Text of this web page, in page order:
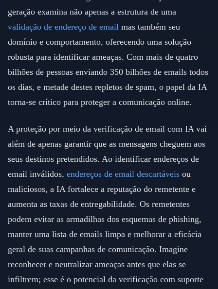
geração examina não apenas a estrutura de uma
validação de endereço de email mas também seu
domínio e comportamento, oferecendo uma solução
robusta para identificar ameaças. Com mais de quatro
bilhões de pessoas enviando 350 bilhões de emails todos
os dias, e metade destes repletos de spam, o papel da IA
torna-se crítico para proteger a comunicação online.
A proteção por meio da verificação de email com IA vai
além de apenas garantir que as mensagens cheguem aos
seus destinos pretendidos. Ao identificar endereços de
email inválidos, endereços de email descartáveis ou
maliciosos, a IA fortalece a reputação do remetente e
aumenta as taxas de entregabilidade. Os remetentes
podem evitar as armadilhas dos esquemas de phishing,
manter uma lista de emails limpa e melhorar a eficácia
geral de suas campanhas de comunicação. Imagine
reconhecer e neutralizar ameaças antes que elas se
infiltrem; esse é o potencial da verificação com suporte